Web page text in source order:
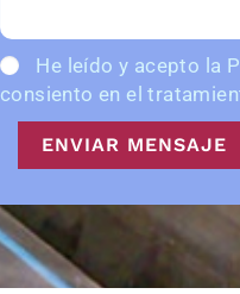
He leído y acepto la
consiento en el
ENVIAR MENSAJE